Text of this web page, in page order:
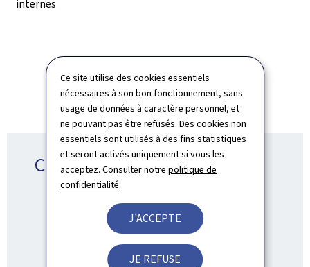
Ce site utilise des cookies essentiels
nécessaires à son bon fonctionnement, sans
usage de données à caractère personnel, et
ne pouvant pas être refusés. Des cookies non
essentiels sont utilisés à des fins statistiques
et seront activés uniquement si vous les
acceptez. Consulter notrepolitique de
confidentialité.
J'ACCEPTE
JE REFUSE
internes
Contact
Ministère du Logement et de
l'Aménagement du territoire